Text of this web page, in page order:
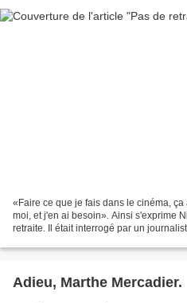
«Faire ce que je fais dans le cinéma,
moi, et j'en ai besoin». Ainsi s'exprime
retraite. Il était interrogé par un
Adieu, Marthe Mercadier.